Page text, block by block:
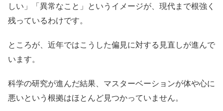
しい」「異常なこと」というイメージが、現代まで根強く
残っているわけです。
ところが、近年ではこうした偏見に対する見直しが進んで
います。
科学の研究が進んだ結果、マスターベーションが体や心に
悪いという根拠はほとんど見つかっていません。